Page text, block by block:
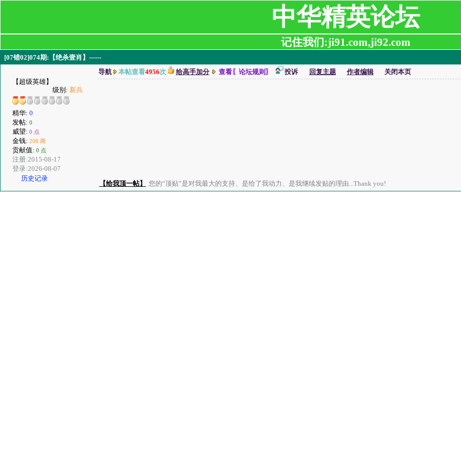
中华精英论坛
记住我们:ji91.com,ji92.com
[07错02]074期:【绝杀壹肖】------
【超级英雄】
级别: 新兵
精华: 0
发帖: 0
威望: 0 点
金钱: 208 两
贡献值: 0 点
注册:2015-08-17
登录:2026-08-07
历史记录
导航 本帖查看4956次 给高手加分 查看〖论坛规则〗 投诉 回复主题 作者编辑 关闭本页
【给我顶一帖】 您的“顶贴”是对我最大的支持、是给了我动力、是我继续发贴的理由...Thank you!